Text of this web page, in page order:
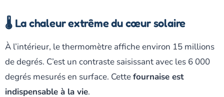
🌡️ La chaleur extrême du cœur solaire
À l’intérieur, le thermomètre affiche environ 15 millions
de degrés. C’est un contraste saisissant avec les 6 000
degrés mesurés en surface. Cettefournaise est
indispensable à la vie.